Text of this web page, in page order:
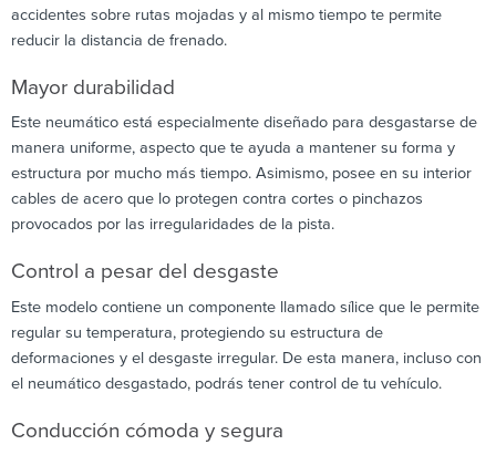
accidentes sobre rutas mojadas y al mismo tiempo te permite
reducir la distancia de frenado.
Mayor durabilidad
Este neumático está especialmente diseñado para desgastarse de
manera uniforme, aspecto que te ayuda a mantener su forma y
estructura por mucho más tiempo. Asimismo, posee en su interior
cables de acero que lo protegen contra cortes o pinchazos
provocados por las irregularidades de la pista.
Control a pesar del desgaste
Este modelo contiene un componente llamado sílice que le permite
regular su temperatura, protegiendo su estructura de
deformaciones y el desgaste irregular. De esta manera, incluso con
el neumático desgastado, podrás tener control de tu vehículo.
Conducción cómoda y segura